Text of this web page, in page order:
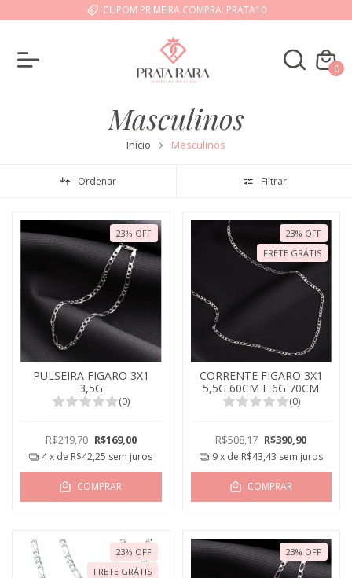
CUPOM PRIMEIRA COMPRA: PRATA10
0
Masculinos
Início Masculinos
Ordenar Filtrar
23% OFF
PULSEIRA FIGARO 3X1
3,5G
(0)
R$219,70 R$169,00
4x de R$42,25 sem juros
COMPRAR
23% OFF
FRETE GRÁTIS
CORRENTE FIGARO 3X1
5,5G 60CM E 6G 70CM
(0)
R$508,17 R$390,90
9x de R$43,43 sem juros
COMPRAR
23% OFF
FRETE GRÁTIS
23% OFF